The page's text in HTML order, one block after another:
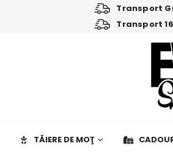
Transport
Transport
TĂIERE DE MOŢ